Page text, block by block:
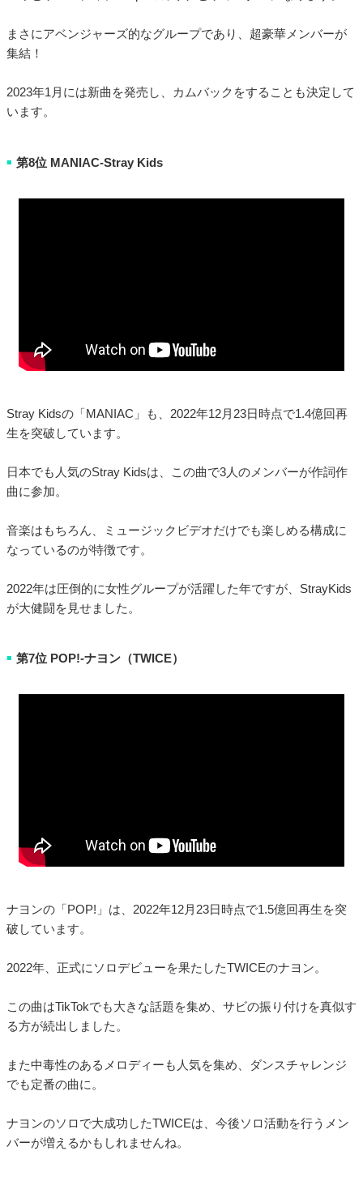
まさにアベンジャーズ的なグループであり、超豪華メンバーが
集結！
2023年1月には新曲を発売し、カムバックをすることも決定して
います。
■ 第8位 MANIAC-Stray Kids
Stray Kidsの「MANIAC」も、2022年12月23日時点で1.4億回再
生を突破しています。
日本でも人気のStray Kidsは、この曲で3人のメンバーが作詞作
曲に参加。
音楽はもちろん、ミュージックビデオだけでも楽しめる構成に
なっているのが特徴です。
2022年は圧倒的に女性グループが活躍した年ですが、StrayKids
が大健闘を見せました。
■ 第7位 POP!-ナヨン（TWICE）
ナヨンの「POP!」は、2022年12月23日時点で1.5億回再生を突
破しています。
2022年、正式にソロデビューを果たしたTWICEのナヨン。
この曲はTikTokでも大きな話題を集め、サビの振り付けを真似す
る方が続出しました。
また中毒性のあるメロディーも人気を集め、ダンスチャレンジ
でも定番の曲に。
ナヨンのソロで大成功したTWICEは、今後ソロ活動を行うメン
バーが増えるかもしれませんね。